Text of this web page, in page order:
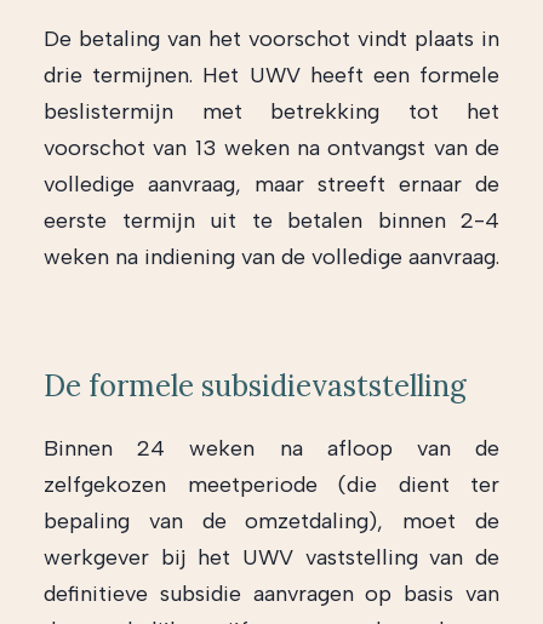
De betaling van het voorschot vindt plaats in
drie termijnen. Het UWV heeft een formele
beslistermijn met betrekking tot het
voorschot van 13 weken na ontvangst van de
volledige aanvraag, maar streeft ernaar de
eerste termijn uit te betalen binnen 2-4
weken na indiening van de volledige aanvraag.
De formele subsidievaststelling
Binnen 24 weken na afloop van de
zelfgekozen meetperiode (die dient ter
bepaling van de omzetdaling), moet de
werkgever bij het UWV vaststelling van de
definitieve subsidie aanvragen op basis van